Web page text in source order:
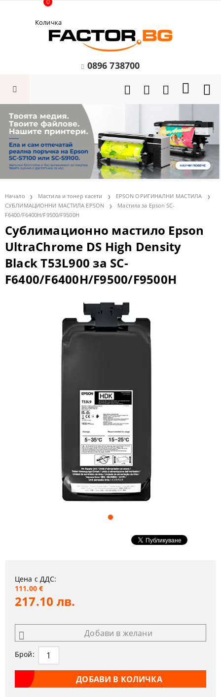
Количка
0
0896 738700
Начало Мастила и тонер касети
EPSON ОРИГИНАЛНИ МАСТИЛА
СУБЛИМАЦИОННИ МАСТИЛА EPSON
Мастила за Epson SC-
F6400/F6400H/F9500/F9500H
Сублимационно мастило Epson
UltraChrome DS High Density
Black T53L900 за SC-
F6400/F6400H/F9500/F9500H
Цена с ДДС:
111.00 €
217.10 лв.
Добави в желани
Брой: